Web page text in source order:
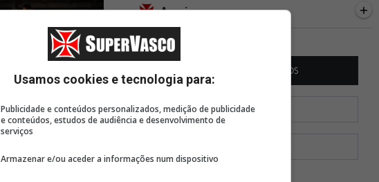
6 horas, 31 minutos
Bastidores de
6 horas, 43 minutos
Vasco finaliza
Colidio e faz proposta por
Apoie
Usamos cookies e tecnologia para:
Publicidade e conteúdos personalizados, medição de publicidade
e conteúdos, estudos de audiência e desenvolvimento de
serviços
Armazenar e/ou aceder a informações num dispositivo